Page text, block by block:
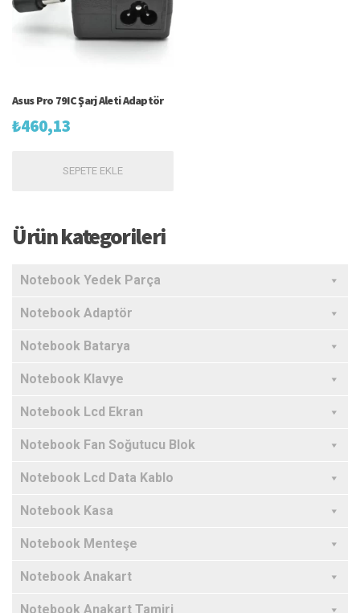
Asus Pro 79IC Şarj Aleti Adaptör
₺460,13
SEPETE EKLE
Ürün kategorileri
Notebook Yedek Parça
Notebook Adaptör
Notebook Batarya
Notebook Klavye
Notebook Lcd Ekran
Notebook Fan Soğutucu Blok
Notebook Lcd Data Kablo
Notebook Kasa
Notebook Menteşe
Notebook Anakart
Notebook Anakart Tamiri